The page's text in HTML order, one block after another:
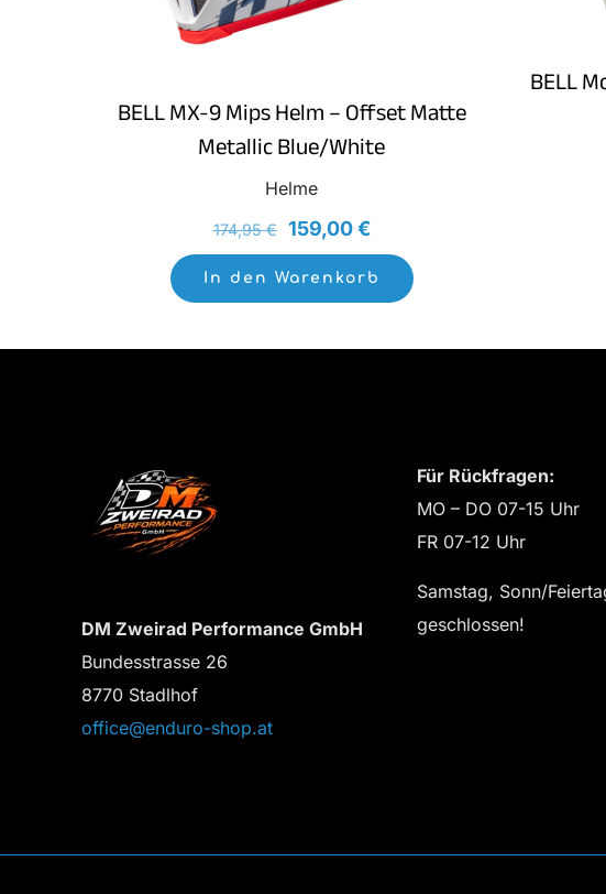
BELL MX-9 Mips Helm – Offset Matte
Metallic Blue/White
Helme
174,95€
Ursprünglicher
Preis
159,00€Aktueller
Preis
In den Warenkorb
BELL
DM Zweirad Performance GmbH
Bundesstrasse 26
8770 Stadlhof
office@enduro-shop.at
Für Rückfragen:
MO – DO 07-15 Uhr
FR 07-12 Uhr
Samstag, Sonn/
geschlossen!